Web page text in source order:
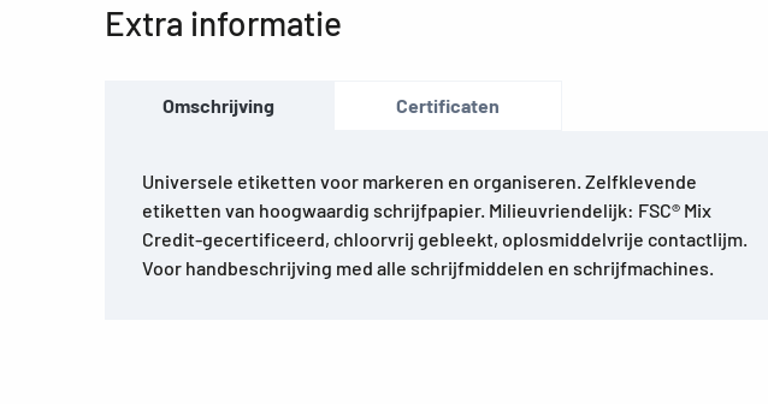
Extra informatie
Omschrijving Certificaten
Universele etiketten voor markeren en organiseren. Zelfklevende
etiketten van hoogwaardig schrijfpapier. Milieuvriendelijk: FSC® Mix
Credit-gecertificeerd, chloorvrij gebleekt, oplosmiddelvrije contactlijm.
Voor handbeschrijving med alle schrijfmiddelen en schrijfmachines.